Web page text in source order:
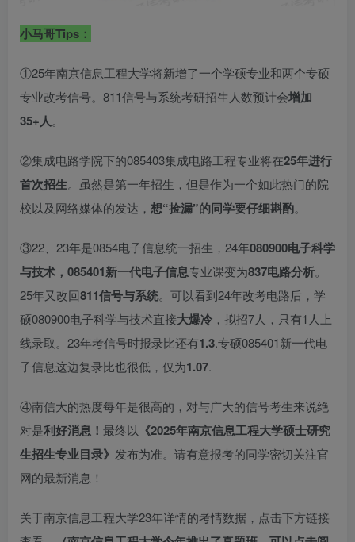
小马哥Tips：
①25年南京信息工程大学将新增了一个学硕专业和两个专硕
专业改考信号。811信号与系统考研招生人数预计会增加
35+人。
②集成电路学院下的085403集成电路工程专业将在25年进行
首次招生。虽然是第一年招生，但是作为一个如此热门的院
校以及网络媒体的发达， 想“捡漏”的同学要仔细斟酌。
③22、23年是0854电子信息统一招生，24年080900电子科学
与技术，085401新一代电子信息专业课变为837电路分析。
25年又改回811信号与系统。可以看到24年改考电路后，学
硕080900电子科学与技术直接大爆冷 ，拟招7人，只有1人上
线录取。23年考信号时报录比还有1.3.专硕085401新一代电
子信息这边复录比也很低，仅为1.07.
④南信大的热度每年是很高的，对与广大的信号考生来说绝
对是利好消息！ 最终以 《2025年南京信息工程大学硕士研究
生招生专业目录》 发布为准。请有意报考的同学密切关注官
网的最新消息！
关于南京信息工程大学23年详情的考情数据，点击下方链接